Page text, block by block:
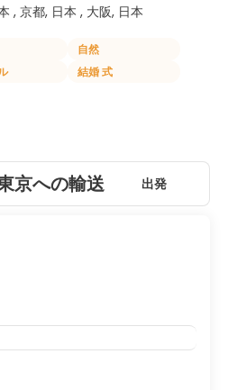
, 京都, 日本 , 大阪, 日本
自然
結婚 式
京への輸送 出発